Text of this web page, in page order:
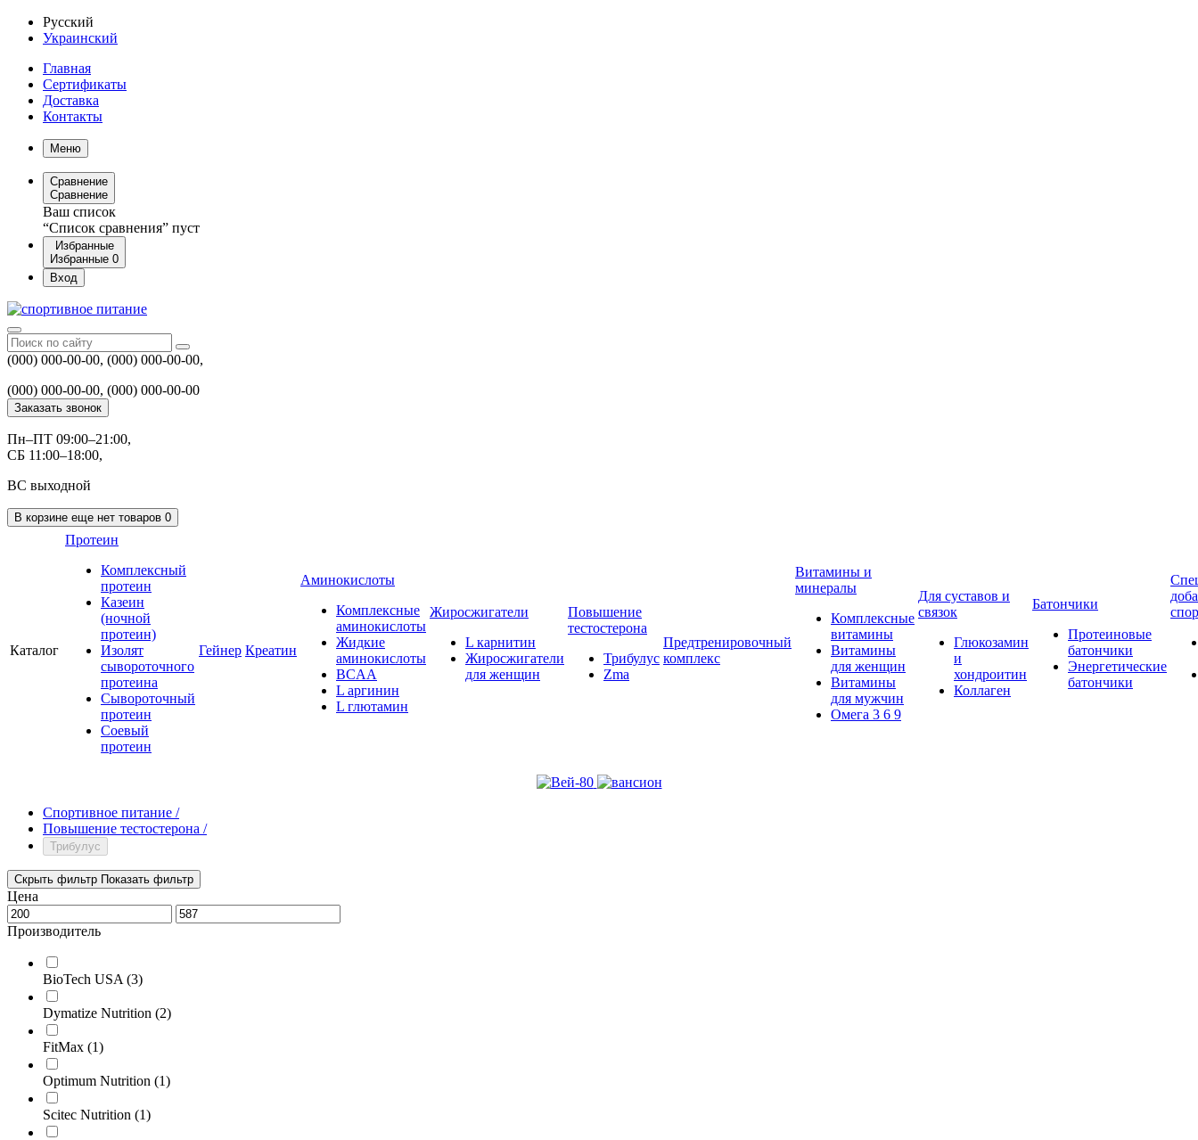
Русский
Украинский
Главная
Сертификаты
Доставка
Контакты
Меню
Сравнение
Сравнение
Ваш список
“Список сравнения” пуст
Избранные
Избранные 0
Вход
(000) 000-00-00, (000) 000-00-00,
(000) 000-00-00, (000) 000-00-00
Заказать звонок
Пн–ПТ 09:00–21:00,
СБ 11:00–18:00,
ВС выходной
В корзине еще нет товаров 0
Каталог
Протеин
Комплексный
протеин
Казеин
(ночной
протеин)
Изолят
сывороточного
протеина
Сывороточный
протеин
Соевый
протеин
Гейнер Креатин
Аминокислоты
Комплексные
аминокислоты
Жидкие
аминокислоты
BCAA
L аргинин
L глютамин
Жиросжигатели
L карнитин
Жиросжигатели
для женщин
Повышение
тестостерона
Трибулус
Zma
Предтренировочный
комплекс
Витамины и
минералы
Комплексные
витамины
Витамины
для женщин
Витамины
для мужчин
Омега 3 6 9
Для суставов и
связок
Глюкозамин
и
хондроитин
Коллаген
Батончики
Протеиновые
батончики
Энергетические
батончики
Спортивное питание /
Повышение тестостерона /
Трибулус
Скрыть фильтр Показать фильтр
Цена
Производитель
BioTech USA (3)
Dymatize Nutrition (2)
FitMax (1)
Optimum Nutrition (1)
Scitec Nutrition (1)